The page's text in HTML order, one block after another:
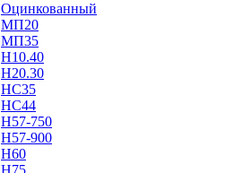
Оцинкованный
МП20
МП35
Н10.40
Н20.30
НС35
НС44
Н57-750
Н57-900
Н60
Н75